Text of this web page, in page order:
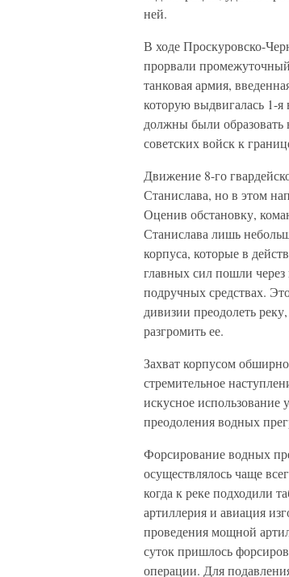
ней.
В ходе Проскуровско-
прорвали
танковая армия,
которую выдвигалась 1-
должны были
советских войск к
Движение 8-го
Станислава, но в этом
Оценив обстановку,
Станислава лишь
корпуса, которые в
главных сил пошли
подручных средствах.
дивизии преодолеть
разгромить ее.
Захват корпусом
стремительное
искусное использование
преодоления водных
Форсирование водных
осуществлялось чаще
когда к реке подходили
артиллерия и авиация
проведения мощной
суток пришлось
операции. Для